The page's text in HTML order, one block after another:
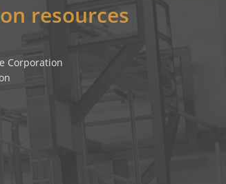
resources
Corporation